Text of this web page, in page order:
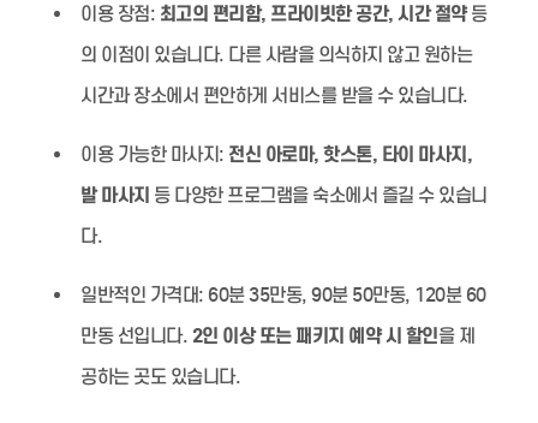
이용 장점: 최고의 편리함, 프라이빗한 공간, 시간 절약등
의 이점이 있습니다. 다른 사람을 의식하지 않고 원하는
시간과 장소에서 편안하게 서비스를 받을 수 있습니다.
이용 가능한 마사지: 전신 아로마, 핫스톤, 타이 마사지,
발 마사지 등 다양한 프로그램을 숙소에서 즐길 수 있습니
다.
일반적인 가격대: 60분 35만동, 90분 50만동, 120분 60
만동 선입니다. 2인 이상 또는 패키지 예약 시 할인을 제
공하는 곳도 있습니다.